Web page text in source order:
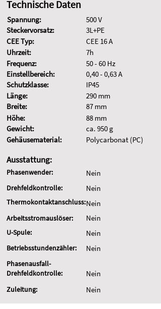
Technische Daten
Spannung:
Steckervorsatz:
CEE Typ:
Uhrzeit:
Frequenz:
Einstellbereich:
Schutzklasse:
Länge:
Breite:
Höhe:
Gewicht:
Gehäusematerial:
500 V
3L+PE
CEE 16 A
7h
50 - 60 Hz
0,40 - 0,63 A
IP45
290 mm
87 mm
88 mm
ca. 950 g
Polycarbonat (PC)
Ausstattung:
Phasenwender: Nein
Drehfeldkontrolle: Nein
Thermokontaktanschluss:Nein
Arbeitsstromauslöser:
U-Spule:
Nein
Nein
Betriebsstundenzähler: Nein
Phasenausfall-
Drehfeldkontrolle:
Nein
Zuleitung: Nein